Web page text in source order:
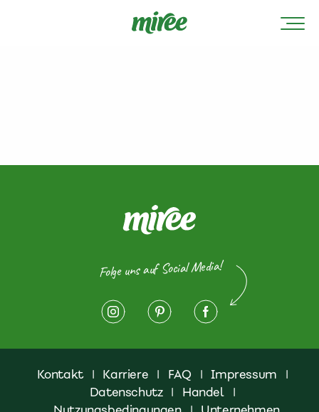
Folge uns auf Social Media!
Kontakt | Karriere | FAQ | Impressum
|
Datenschutz | Handel
|